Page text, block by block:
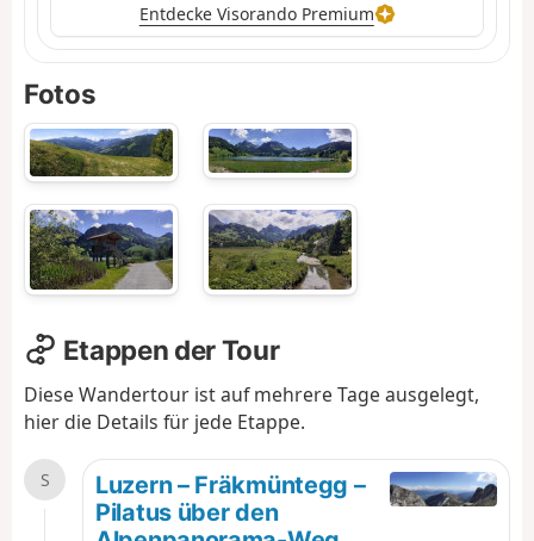
Entdecke Visorando Premium
Fotos
Etappen der Tour
Diese Wandertour ist auf mehrere Tage ausgelegt,
hier die Details für jede Etappe.
S
Luzern – Fräkmüntegg –
Pilatus über den